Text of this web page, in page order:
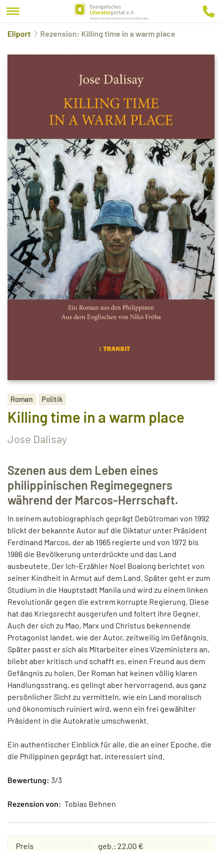
Eliport Rezension: Killing time in a warm place
Roman Politik
Killing time in a warm place
Jose Dalisay
Szenen aus dem Leben eines
philippinischen Regimegegners
während der Marcos-Herrschaft.
In seinem autobiographisch geprägt Debütroman von 1992
blickt der bekannte Autor auf die Diktatur unter Präsident
Ferdinand Marcos, der ab 1965 regierte und von 1972 bis
1986 die Bevölkerung unterdrückte und das Land
ausbeutete. Der Ich-Erzähler Noel Boalong berichtet von
seiner Kindheit in Armut auf dem Land. Später geht er zum
Studium in die Hauptstadt Manila und wird zu einem linken
Revolutionär gegen die extrem korrupte Regierung. Diese
hat das Kriegsrecht ausgerufen und foltert ihre Gegner.
Auch der sich zu Mao, Marx und Christus bekennende
Protagonist landet, wie der Autor, zeitweilig im Gefängnis.
Später passt er sich als Mitarbeiter eines Vizeministers an,
bliebt aber kritisch und schafft es, einen Freund aus dem
Gefängnis zu holen. Der Roman hat keinen völlig klaren
Handlungsstrang, es gelingt aber hervorragend, aus ganz
persönlicher Sicht zu vermitteln, wie ein Land moralisch
und ökonomisch ruiniert wird, wenn ein frei gewählter
Präsident in die Autokratie umschwenkt.
Ein authentischer Einblick für alle, die an einer Epoche, die
die Philippinen geprägt hat, interessiert sind.
Bewertung: 3/3
Rezension von: Tobias Behnen
Preis geb.: 22,00 €